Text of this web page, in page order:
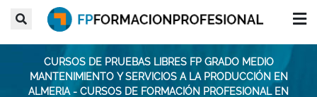
CURSOS DE PRUEBAS LIBRES FP GRADO MEDIO
MANTENIMIENTO Y SERVICIOS A LA PRODUCCIÓN EN
ALMERIA - CURSOS DE FORMACIÓN PROFESIONAL EN